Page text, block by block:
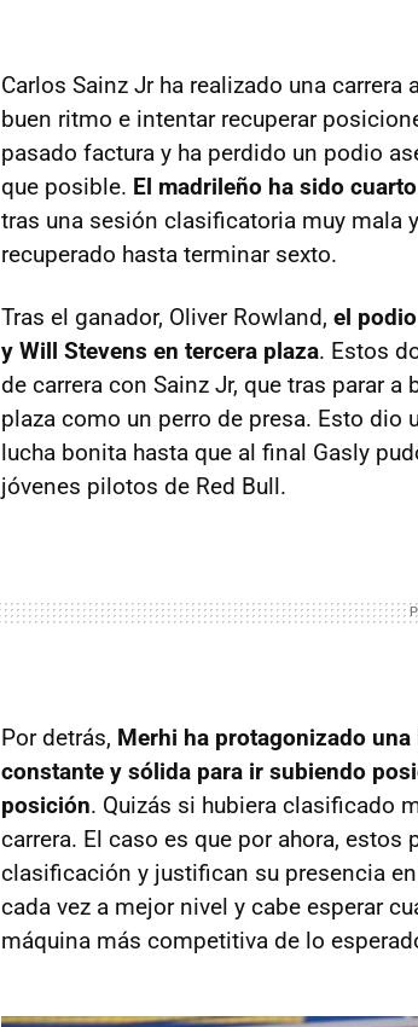
Carlos Sainz Jr ha realizado una
buen ritmo e intentar recuperar
pasado factura y ha perdido un podio
que posible. El madrileño ha sido cuarto
tras una sesión clasificatoria muy mala
recuperado hasta terminar sexto.
Tras el ganador, Oliver Rowland, el
y Will Stevens en tercera plaza. Estos
de carrera con Sainz Jr, que tras parar
plaza como un perro de presa. Esto dio
lucha bonita hasta que al final Gasly
jóvenes pilotos de Red Bull.
Por detrás, Merhi ha protagonizado
constante y sólida para ir subiendo
posición. Quizás si hubiera clasificado
carrera. El caso es que por ahora,
clasificación y justifican su presencia
cada vez a mejor nivel y cabe esperar
máquina más competitiva de lo